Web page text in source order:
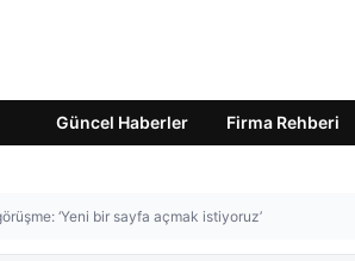
Güncel Haberler Firma Rehberi
‘Yeni bir sayfa açmak istiyoruz’